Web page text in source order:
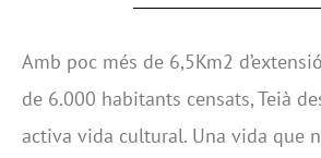
Amb poc més de 6,5Km2
de 6.000 habitants censats, Teià
activa vida cultural. Una vida que